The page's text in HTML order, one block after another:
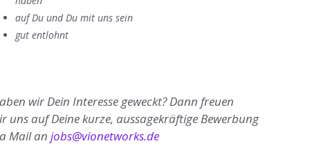
auf Du und Du mit uns sein
gut entlohnt
wir Dein Interesse geweckt? Dann freuen
uns auf Deine kurze, aussagekräftige Bewerbung
Mail an jobs@vionetworks.de